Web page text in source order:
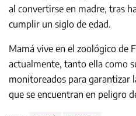
al convertirse en madre, tras
cumplir un siglo de edad.
Mamá vive en el zoológico de
actualmente, tanto ella como
monitoreados para garantizar
que se encuentran en peligro